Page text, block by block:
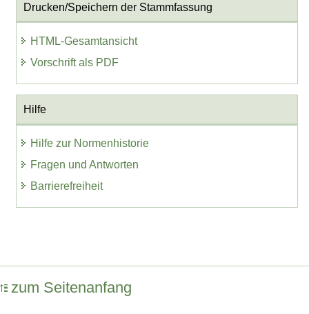
Drucken/Speichern der Stammfassung
HTML-Gesamtansicht
Vorschrift als PDF
Hilfe
Hilfe zur Normenhistorie
Fragen und Antworten
Barrierefreiheit
zum Seitenanfang